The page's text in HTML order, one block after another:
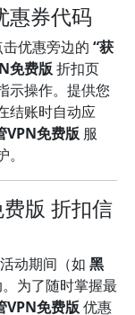
惠券代码
优惠旁边的 “获
免费版 折扣页
示操作。提供您
结账时自动应
VPN免费版 服
版 折扣信
动期间（如 黑
为了随时掌握最
VPN免费版 优惠